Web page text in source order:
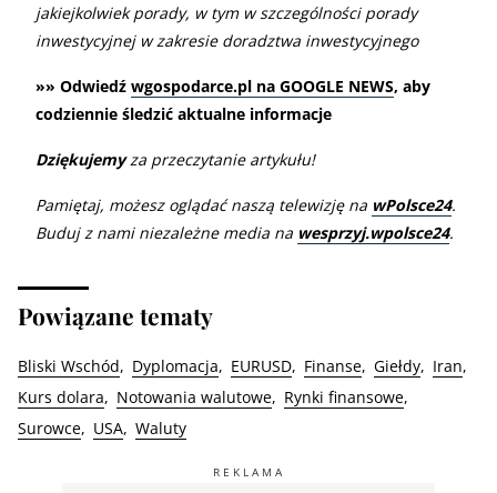
jakiejkolwiek porady, w tym w szczególności porady
inwestycyjnej w zakresie doradztwa inwestycyjnego
»» Odwiedź wgospodarce.pl na GOOGLE NEWS, aby
codziennie śledzić aktualne informacje
Dziękujemyza przeczytanie artykułu!
Pamiętaj, możesz oglądać naszą telewizję na wPolsce24.
Buduj z nami niezależne media na wesprzyj.wpolsce24.
Powiązane tematy
Bliski Wschód Dyplomacja EURUSD Finanse Giełdy
Iran
Kurs dolara
Notowania walutowe
Rynki finansowe
Surowce
USA Waluty